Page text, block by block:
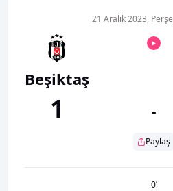
Beşiktaş
1
21 Aralık 2023,
-
Paylaş
0’